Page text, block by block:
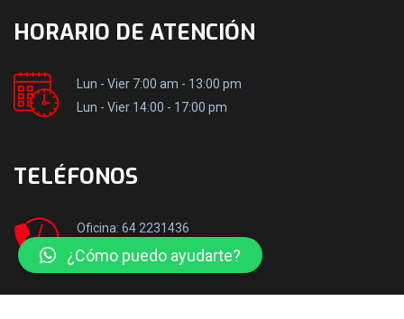
HORARIO DE ATENCIÓN
Lun - Vier 7:00 am - 13:00 pm
Lun - Vier 14:00 - 17:00 pm
TELÉFONOS
Oficina: 64 2231436
Móvil: +569 50106517
¿Cómo puedo ayudarte?